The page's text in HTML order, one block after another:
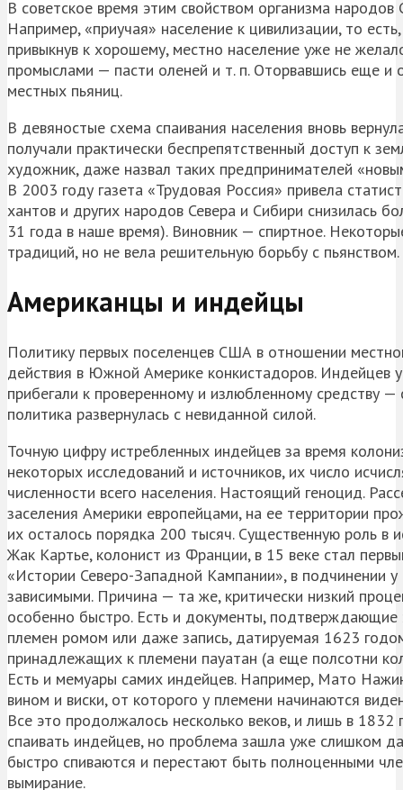
В советское время этим свойством организма
Например, «приучая» население к цивилизации, то
привыкнув к хорошему, местно население уже не
промыслами — пасти оленей и т. п. Оторвавшись еще
местных пьяниц.
В девяностые схема спаивания населения вновь
получали практически беспрепятственный доступ к
художник, даже назвал таких предпринимателей
В 2003 году газета «Трудовая Россия» привела
хантов и других народов Севера и Сибири снизилась
31 года в наше время). Виновник — спиртное.
традиций, но не вела решительную борьбу с пьянством.
Американцы и индейцы
Политику первых поселенцев США в отношении
действия в Южной Америке конкистадоров. Индейцев
прибегали к проверенному и излюбленному средству
политика развернулась с невиданной силой.
Точную цифру истребленных индейцев за время
некоторых исследований и источников, их число
численности всего населения. Настоящий геноцид.
заселения Америки европейцами, на ее территории
их осталось порядка 200 тысяч. Существенную роль в
Жак Картье, колонист из Франции, в 15 веке стал
«Истории Северо-Западной Кампании», в подчинении
зависимыми. Причина — та же, критически низкий
особенно быстро. Есть и документы,
племен ромом или даже запись, датируемая 1623
принадлежащих к племени пауатан (а еще полсотни
Есть и мемуары самих индейцев. Например, Мато
вином и виски, от которого у племени начинаются
Все это продолжалось несколько веков, и лишь в
спаивать индейцев, но проблема зашла уже слишком
быстро спиваются и перестают быть полноценными
вымирание.